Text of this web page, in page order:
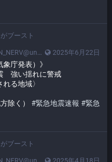
ブースト
2025年6月22日
象庁発表）》
　強い揺れに警戒
れる地域〉
除く） #緊急地震速報 #緊急
ブースト
2025年4月18日